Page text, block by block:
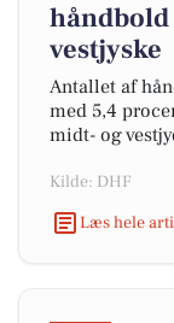
håndbold
vestjyske
Antallet af
med 5,4
midt- og
Kilde: DHF
Læs hele